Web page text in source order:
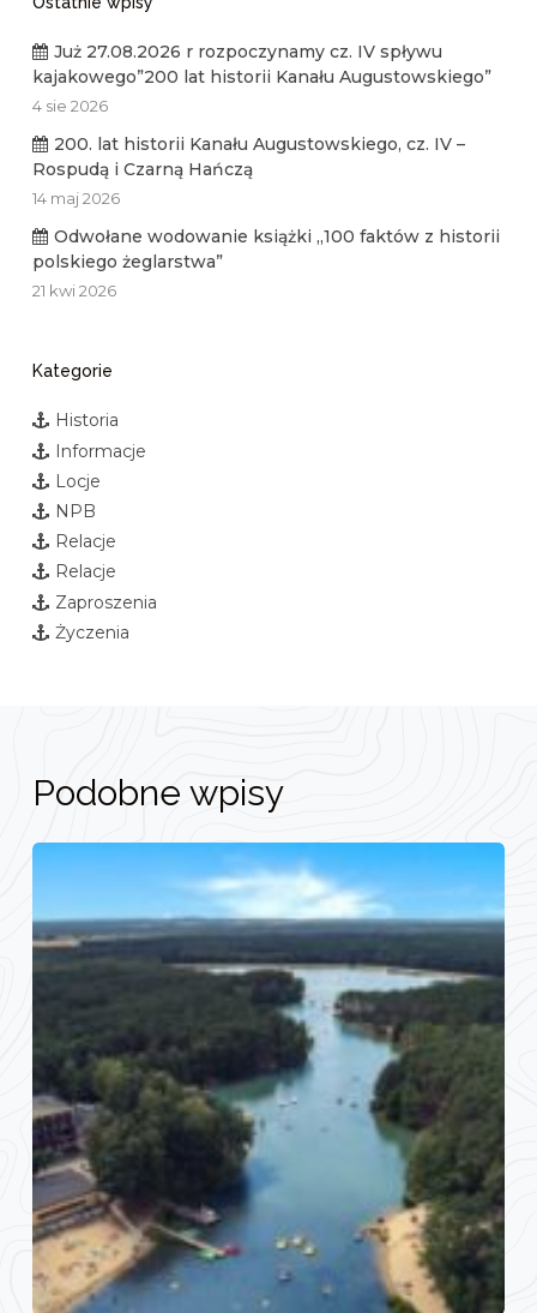
Już 27.08.2026 r rozpoczynamy cz. IV spływu
kajakowego”200 lat historii Kanału Augustowskiego”
4 sie 2026
200. lat historii Kanału Augustowskiego, cz. IV –
Rospudą i Czarną Hańczą
14 maj 2026
Odwołane wodowanie książki „100 faktów z historii
polskiego żeglarstwa”
21 kwi 2026
Kategorie
Historia
Informacje
Locje
NPB
Relacje
Relacje
Zaproszenia
Życzenia
Podobne wpisy